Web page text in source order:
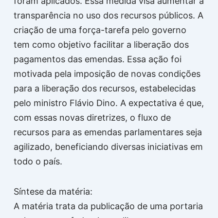
transparência no uso dos recursos públicos. A
criação de uma força-tarefa pelo governo
tem como objetivo facilitar a liberação dos
pagamentos das emendas. Essa ação foi
motivada pela imposição de novas condições
para a liberação dos recursos, estabelecidas
pelo ministro Flávio Dino. A expectativa é que,
com essas novas diretrizes, o fluxo de
recursos para as emendas parlamentares seja
agilizado, beneficiando diversas iniciativas em
todo o país.
Síntese da matéria:
A matéria trata da publicação de uma portaria